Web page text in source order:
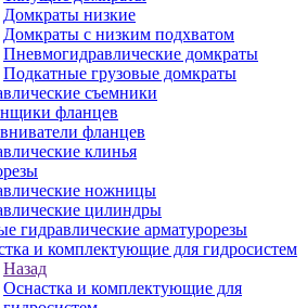
Домкраты низкие
Домкраты с низким подхватом
Пневмогидравлические домкраты
Подкатные грузовые домкраты
съемники
фланцев
фланцев
клинья
ножницы
цилиндры
гидравлические арматурорезы
и комплектующие для гидросистем
Назад
Оснастка и комплектующие для